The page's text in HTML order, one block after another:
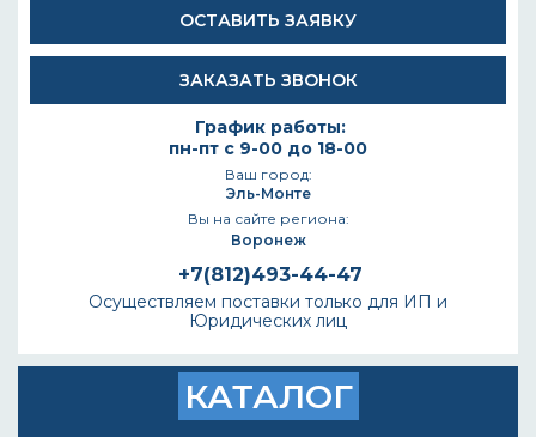
ОСТАВИТЬ ЗАЯВКУ
ЗАКАЗАТЬ ЗВОНОК
График работы:
пн-пт с 9-00 до 18-00
Ваш город:
Эль-Монте
Вы на сайте региона:
Воронеж
+7(812)493-44-47
Осуществляем поставки только для ИП и
Юридических лиц
КАТАЛОГ